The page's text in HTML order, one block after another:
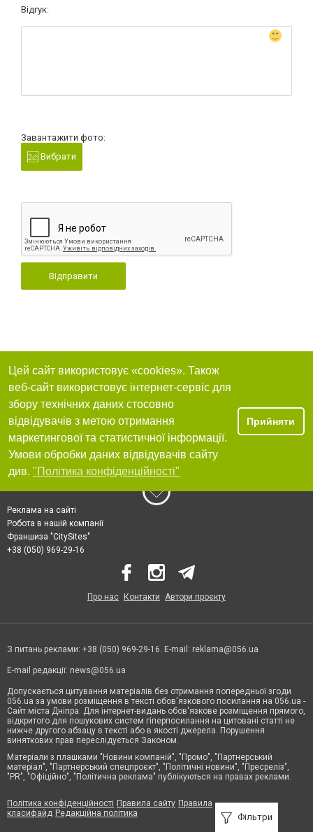
Відгук:
Завантажити фото:
Вибрати
Відправити
Фільтри
Цей сайт використовує «cookies». Також
веб-сайт використовує інтернет-сервіс для
збору технічних даних стосовно
відвідувачів з метою отримання
маркетингової та статистичної інформації.
Умови обробки даних відвідувачів сайту
див. "Політика конфіденційності"
Прийняти
Реклама на сайті
Робота в нашій компанії
Франшиза "CitySites"
+38 (050) 969-29-16
Про нас Контакти Автори проєкту
З питань реклами: +38 (050) 969-29-16. E-mail: reklama@056.ua
E-mail редакції: news@056.ua
Допускається цитування матеріалів без отримання попередньої згоди
056.ua за умови розміщення в тексті обов'язкового посилання на 056.ua -
Сайт міста Дніпра. Для інтернет-видань обов'язкове розміщення прямого,
відкритого для пошукових систем гіперпосилання на цитовані статті не
нижче другого абзацу в тексті або в якості джерела. Порушення
виняткових прав переслідується Законом.
Матеріали з плашками "Новини компаній", "Промо", "Партнерський
матеріал", "Партнерський спецпроєкт", "Політичні новини", "Пресреліз",
"PR", "Офіційно", "Політична реклама" публікуються на правах реклами.
Політика конфіденційності Правила сайту Правила
класифайд Редакційна політика